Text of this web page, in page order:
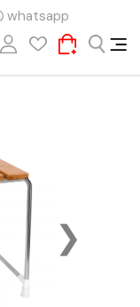
| whatsapp